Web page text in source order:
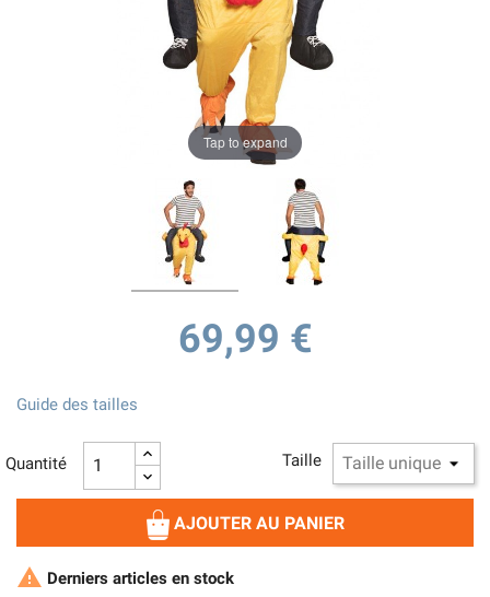
Tap to expand
69,99 €
Taille
Guide des tailles
Quantité
AJOUTER AU PANIER
 Derniers articles en stock